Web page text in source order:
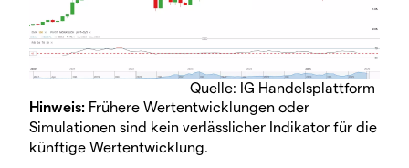
Quelle: IG Handelsplattform
Hinweis: Frühere Wertentwicklungen oder
Simulationen sind kein verlässlicher Indikator für die
künftige Wertentwicklung.